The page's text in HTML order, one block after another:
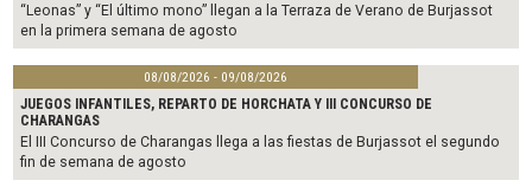
“Leonas” y “El último mono” llegan a la Terraza de Verano de Burjassot
en la primera semana de agosto
08/08/2026 - 09/08/2026
JUEGOS INFANTILES, REPARTO DE HORCHATA Y III CONCURSO DE
CHARANGAS
El III Concurso de Charangas llega a las fiestas de Burjassot el segundo
fin de semana de agosto